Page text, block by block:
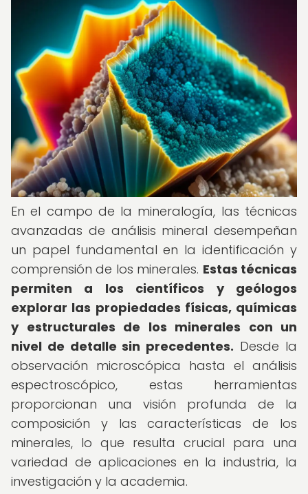
En el campo de la mineralogía, las técnicas
avanzadas de análisis mineral desempeñan
un papel fundamental en la identificación y
comprensión de los minerales. Estas técnicas
permiten a los científicos y geólogos
explorar las propiedades físicas, químicas
y estructurales de los minerales con un
nivel de detalle sin precedentes. Desde la
observación microscópica hasta el análisis
espectroscópico, estas herramientas
proporcionan una visión profunda de la
composición y las características de los
minerales, lo que resulta crucial para una
variedad de aplicaciones en la industria, la
investigación y la academia.